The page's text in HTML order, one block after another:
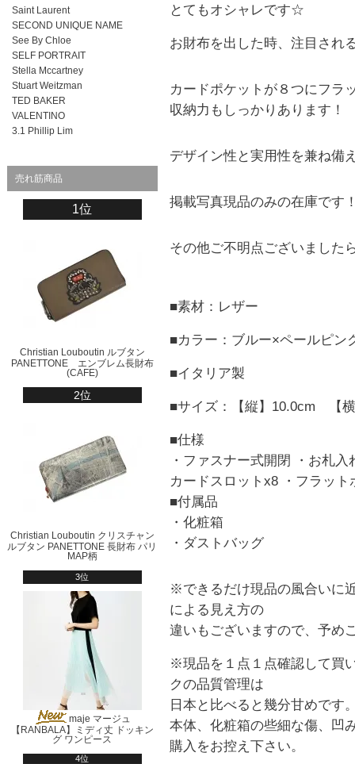
Saint Laurent
SECOND UNIQUE NAME
See By Chloe
SELF PORTRAIT
Stella Mccartney
Stuart Weitzman
TED BAKER
VALENTINO
3.1 Phillip Lim
売れ筋商品
1位
Christian Louboutin ルブタン
PANETTONE エンブレム長財布
(CAFE)
2位
Christian Louboutin クリスチャン
ルブタン PANETTONE 長財布 パリ
MAP柄
3位
maje マージュ
【RANBALA】ミディ丈 ドッキン
グ ワンピース
4位
とてもオシャレです☆
お財布を出した時、注目され
カードポケットが８つにフラ
収納力もしっかりあります！
デザイン性と実用性を兼ね備
掲載写真現品のみの在庫です
その他ご不明点ございました
■素材：レザー
■カラー：ブルー×ペールピン
■イタリア製
■サイズ：【縦】10.0cm 【
■仕様
・ファスナー式開閉 ・お札
カードスロットx8 ・フラット
■付属品
・化粧箱
・ダストバッグ
※できるだけ現品の風合いに
による見え方の
違いもございますので、予め
※現品を１点１点確認して買
クの品質管理は
日本と比べると幾分甘めです
本体、化粧箱の些細な傷、凹
購入をお控え下さい。